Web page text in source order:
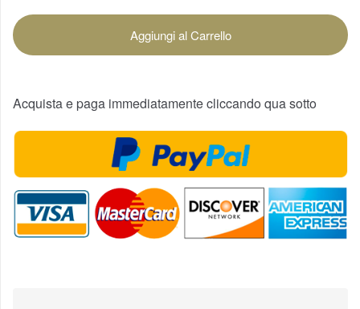
Aggiungi al Carrello
Acquista e paga immediatamente cliccando qua sotto